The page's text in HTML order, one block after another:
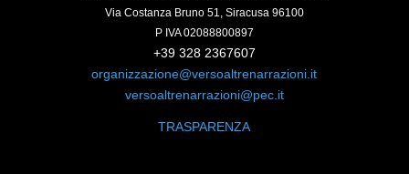
Via Costanza Bruno 51, Siracusa 96100
P IVA 02088800897
+39 328 2367607
organizzazione@versoaltrenarrazioni.it
versoaltrenarrazioni@pec.it
TRASPARENZA